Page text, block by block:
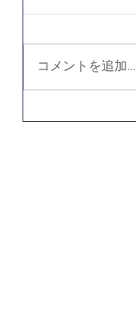
コメントを追加…